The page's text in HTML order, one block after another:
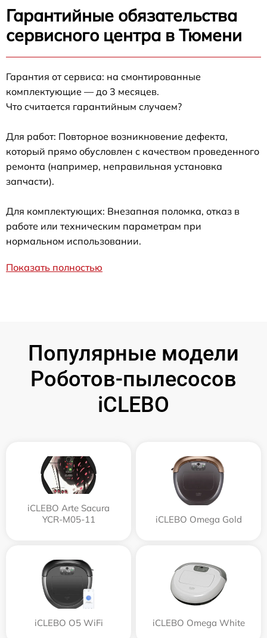
Гарантийные обязательства
сервисного центра в Тюмени
Гарантия от сервиса: на смонтированные
комплектующие — до 3 месяцев.
Что считается гарантийным случаем?
Для работ: Повторное возникновение дефекта,
который прямо обусловлен с качеством проведенного
ремонта (например, неправильная установка
запчасти).
Для комплектующих: Внезапная поломка, отказ в
работе или техническим параметрам при
нормальном использовании.
Показать полностью
Популярные модели
Роботов-пылесосов
iCLEBO
iCLEBO Arte Sacura
YCR-M05-11
iCLEBO Omega Gold
iCLEBO O5 WiFi iCLEBO Omega White